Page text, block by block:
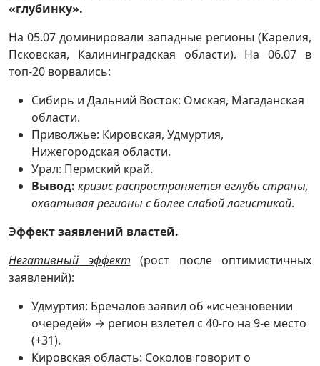
«глубинку».
На 05.07 доминировали западные регионы (Карелия,
Псковская, Калининградская области). На 06.07 в
топ-20 ворвались:
Сибирь и Дальний Восток: Омская, Магаданская
области.
Приволжье: Кировская, Удмуртия,
Нижегородская области.
Урал: Пермский край.
Вывод: кризис распространяется вглубь страны,
охватывая регионы с более слабой логистикой.
Эффект заявлений властей.
Негативный эффект (рост после оптимистичных
заявлений):
Удмуртия: Бречалов заявил об «исчезновении
очередей» → регион взлетел с 40-го на 9-е место
(+31).
Кировская область: Соколов говорит о